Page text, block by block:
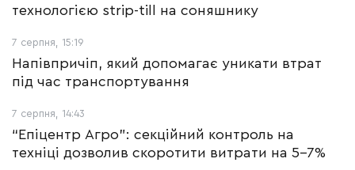
технологією strip-till на соняшнику
7 серпня, 15:19
Напівпричіп, який допомагає уникати втрат
під час транспортування
7 серпня, 14:43
“Епіцентр Агро”: секційний контроль на
техніці дозволив скоротити витрати на 5-7%